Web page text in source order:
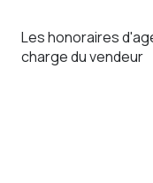
Les honoraires
charge du vendeur